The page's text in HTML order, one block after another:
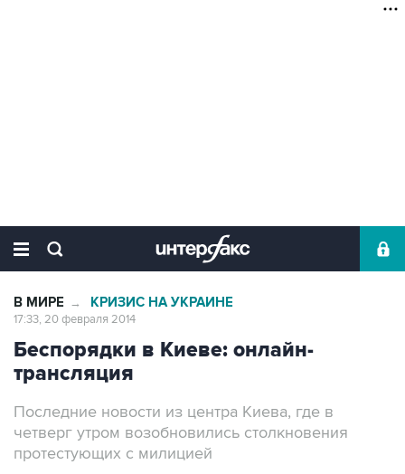
В МИРЕ → КРИЗИС НА УКРАИНЕ
17:33, 20 февраля 2014
Беспорядки в Киеве: онлайн-
трансляция
Последние новости из центра Киева, где в
четверг утром возобновились столкновения
протестующих с милицией